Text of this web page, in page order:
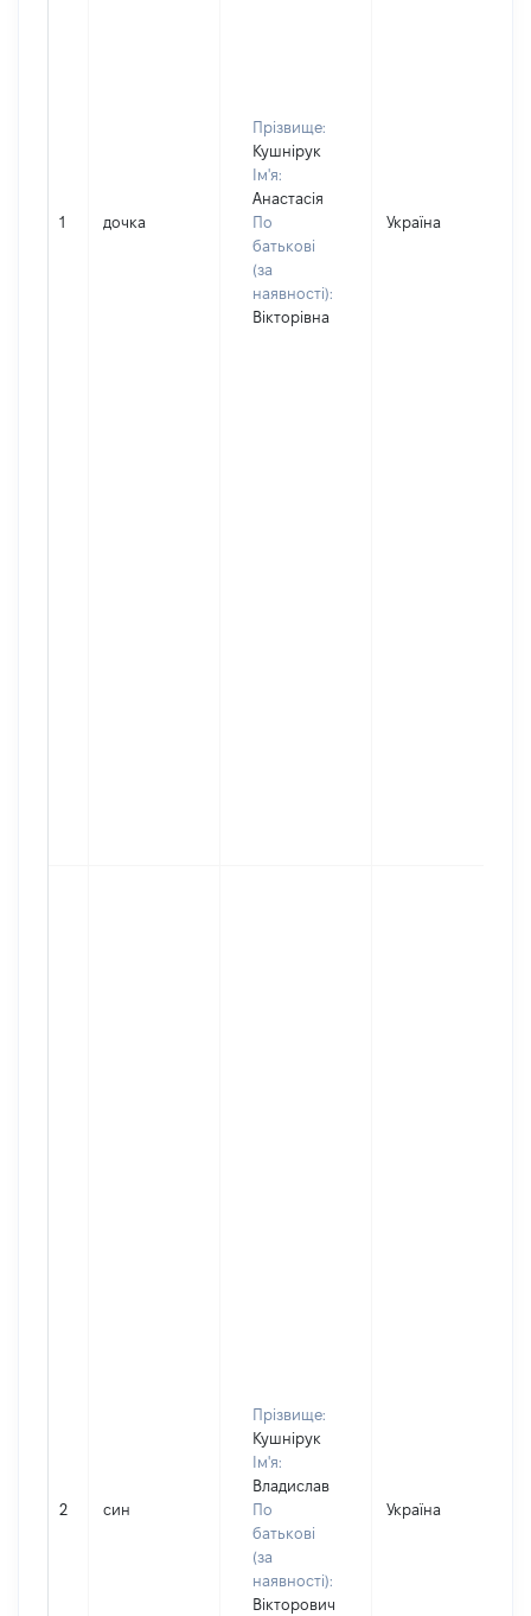
1 дочка
Прізвище:
Кушнірук
Ім'я:
Анастасія
По
батькові
(за
наявності):
Вікторівна
Україна
2 син
Прізвище:
Кушнірук
Ім'я:
Владислав
По
батькові
(за
наявності):
Вікторович
Україна